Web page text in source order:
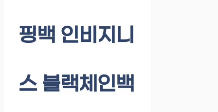
핑백 인비지니
스 블랙체인백